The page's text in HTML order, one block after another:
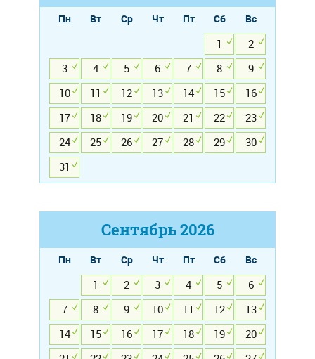
Пн Вт Ср Чт Пт Сб
Вс
1
2
3
4 5 6 7 8
9
10
11 12 13 14 15
16
17
18 19 20 21 22
23
24
25 26 27 28 29
30
31
Сентябрь2026
Пн Вт Ср Чт Пт Сб
Вс
1
2 3 4 5
6
7
8 9 10 11 12
13
14
15 16 17 18 19
20